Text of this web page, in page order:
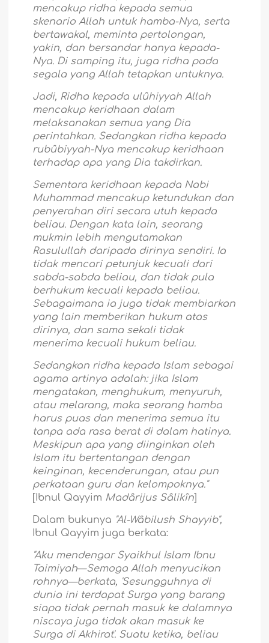
mencakup ridha kepada semua
skenario Allah untuk hamba-Nya, serta
bertawakal, meminta pertolongan,
yakin, dan bersandar hanya kepada-
Nya. Di samping itu, juga ridha pada
segala yang Allah tetapkan untuknya.
Jadi, Ridha kepada ulûhiyyah Allah
mencakup keridhaan dalam
melaksanakan semua yang Dia
perintahkan. Sedangkan ridha kepada
rubûbiyyah-Nya mencakup keridhaan
terhadap apa yang Dia takdirkan.
Sementara keridhaan kepada Nabi
Muhammad mencakup ketundukan dan
penyerahan diri secara utuh kepada
beliau. Dengan kata lain, seorang
mukmin lebih mengutamakan
Rasulullah daripada dirinya sendiri. Ia
tidak mencari petunjuk kecuali dari
sabda-sabda beliau, dan tidak pula
berhukum kecuali kepada beliau.
Sebagaimana ia juga tidak membiarkan
yang lain memberikan hukum atas
dirinya, dan sama sekali tidak
menerima kecuali hukum beliau.
Sedangkan ridha kepada Islam sebagai
agama artinya adalah: jika Islam
mengatakan, menghukum, menyuruh,
atau melarang, maka seorang hamba
harus puas dan menerima semua itu
tanpa ada rasa berat di dalam hatinya.
Meskipun apa yang diinginkan oleh
Islam itu bertentangan dengan
keinginan, kecenderungan, atau pun
perkataan guru dan kelompoknya."
[Ibnul Qayyim Madârijus Sâlikîn
Dalam bukunya "Al-Wâbilush Shayyib",
Ibnul Qayyim juga berkata:
"Aku mendengar Syaikhul Islam Ibnu
Taimiyah—Semoga Allah menyucikan
rohnya—berkata, 'Sesungguhnya di
dunia ini terdapat Surga yang barang
siapa tidak pernah masuk ke dalamnya
niscaya juga tidak akan masuk ke
Surga di Akhirat'. Suatu ketika, beliau